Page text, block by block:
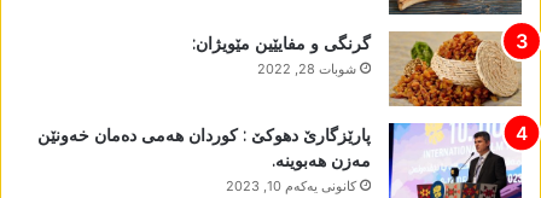
گرنگی و مفایێین مێویژان:
شوبات 28, 2022
پارێزگارێ دھوکێ : کوردان ھەمی دەمان خەونێن
مەزن ھەبوینە.
كانونی یه‌كه‌م 10, 2023